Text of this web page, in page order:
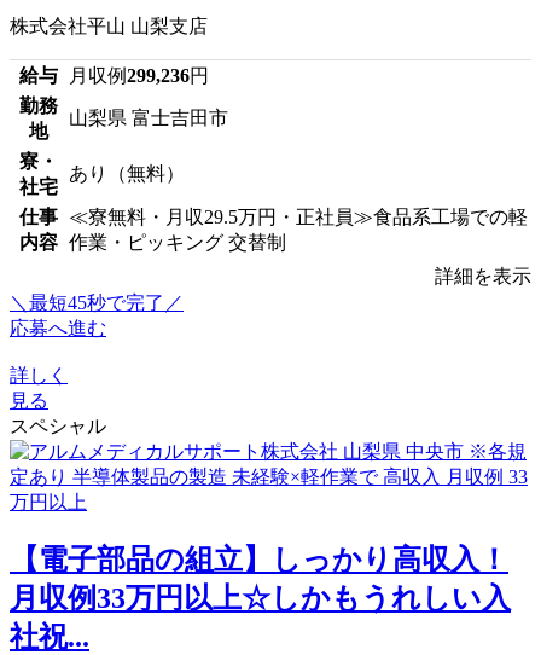
株式会社平山 山梨支店
給与 月収例299,236円
勤務
地
山梨県 富士吉田市
寮・
社宅
あり（無料）
仕事
内容
≪寮無料・月収29.5万円・正社員≫食品系工場での軽
作業・ピッキング 交替制
詳細を表示
＼最短45秒で完了／
応募へ進む
詳しく
見る
スペシャル
【電子部品の組立】しっかり高収入！
月収例33万円以上☆しかもうれしい入
社祝...